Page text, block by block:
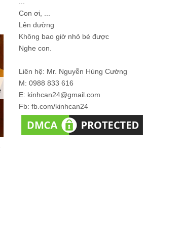
Con ơi, ...
Lên đường
Không bao giờ nhỏ bé được
Nghe con.
Liên hệ: Mr. Nguyễn Hùng Cường
M: 0988 833 616
E: kinhcan24@gmail.com
Fb: fb.com/kinhcan24